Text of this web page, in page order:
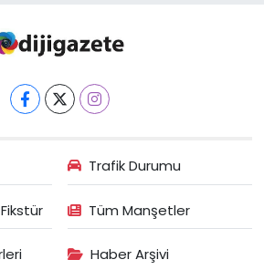
Trafik Durumu
Tüm Manşetler
Haber Arşivi